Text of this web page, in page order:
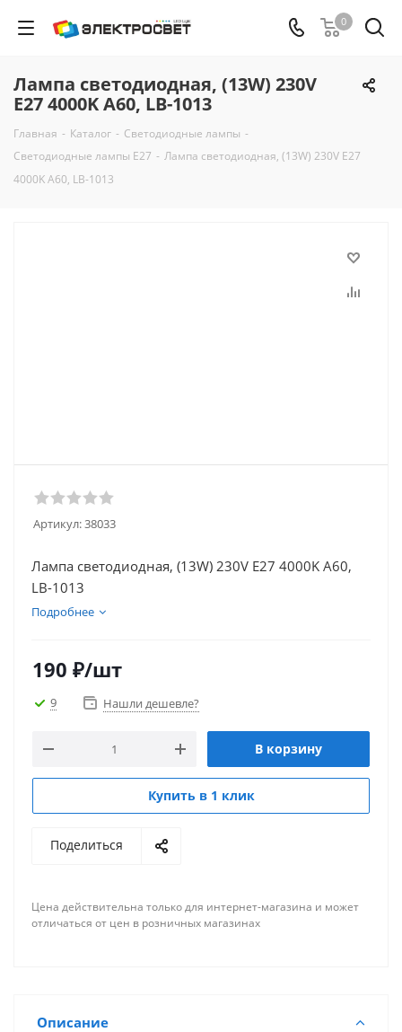
0
Лампа светодиодная, (13W) 230V
E27 4000K A60, LB-1013
Главная - Каталог - Светодиодные лампы -
Светодиодные лампы E27 - Лампа светодиодная, (13W) 230V E27
4000K A60, LB-1013
Артикул:38033
Лампа светодиодная, (13W) 230V E27 4000K A60,
LB-1013
Подробнее
190 ₽/шт
9 Нашли дешевле?
В корзину
Купить в 1 клик
Поделиться
Цена действительна только для интернет-магазина и может
отличаться от цен в розничных магазинах
Описание